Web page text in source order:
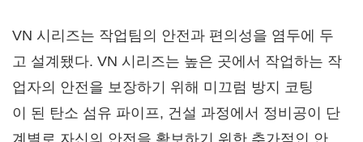
VN 시리즈는 작업팀의 안전과 편의성을 염두에 두
고 설계됐다. VN 시리즈는 높은 곳에서 작업하는 작
업자의 안전을 보장하기 위해 미끄럼 방지 코팅
이 된 탄소 섬유 파이프, 건설 과정에서 정비공이 단
계별로 자신의 안전을 확보하기 위한 추가적인 안